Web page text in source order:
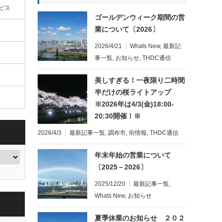
ス
ゴールデンウィーク期間の営
業について〔2026〕
2026/4/21 Whats New, 最新記
事一覧, お知らせ, THDC通信
美しすぎる！一夜限り二時間
半だけの桜ライトアップ
※2026年は4/3(金)18:00-
20:30開催！※
2026/4/3 最新記事一覧, 調布市, 街情報, THDC通信
年末年始の営業について
〔2025－2026〕
2025/12/20 最新記事一覧,
Whats New, お知らせ
夏季休業のお知らせ ２０２